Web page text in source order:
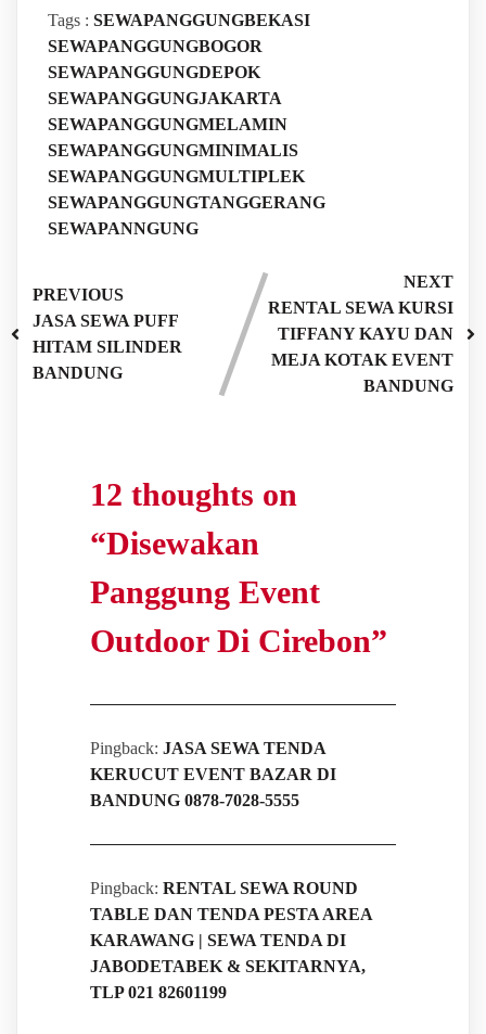
Tags : SEWAPANGGUNGBEKASI
SEWAPANGGUNGBOGOR
SEWAPANGGUNGDEPOK
SEWAPANGGUNGJAKARTA
SEWAPANGGUNGMELAMIN
SEWAPANGGUNGMINIMALIS
SEWAPANGGUNGMULTIPLEK
SEWAPANGGUNGTANGGERANG
SEWAPANNGUNG
PREVIOUS
JASA SEWA PUFF
HITAM SILINDER
BANDUNG
NEXT
RENTAL SEWA KURSI
TIFFANY KAYU DAN
MEJA KOTAK EVENT
BANDUNG
12 thoughts on
“Disewakan
Panggung Event
Outdoor Di Cirebon”
Pingback: JASA SEWA TENDA
KERUCUT EVENT BAZAR DI
BANDUNG 0878-7028-5555
Pingback: RENTAL SEWA ROUND
TABLE DAN TENDA PESTA AREA
KARAWANG | SEWA TENDA DI
JABODETABEK & SEKITARNYA,
TLP 021 82601199